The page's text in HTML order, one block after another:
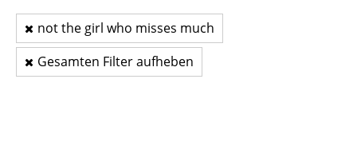
not the girl who misses much
Gesamten Filter aufheben